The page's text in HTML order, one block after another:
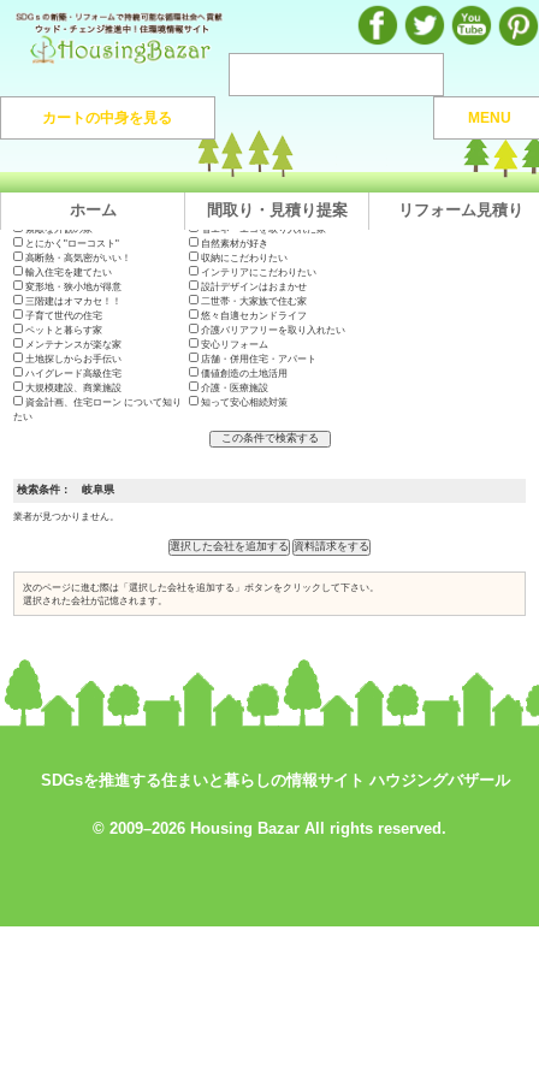
カートの中身を見る MENU
ホーム 間取り・見積り提案 リフォーム見積り
注文住宅のマンガや施工実例、動画を見ながら地域の優良工務店が探せるハウジングバザール
注文住宅HOME> 地域から捜す >岐阜県
出展会社一覧
テーマで絞り込む
木の家に住みたい 地震に強い高耐久の家
長期優良住宅・200年住宅
やっぱり"和"が好き
素敵な外観の家
省エネ・エコを取り入れた家
とにかく"ローコスト"
高断熱・高気密がいい！
設計デザインはおまかせ
子育て世代の住宅
メンテナンスが楽な家
土地探しからお手伝い
店舗・併用住宅・アパート
ハイグレード高級住宅
価値創造の土地活用
大規模建設、商業施設
介護・医療施設
資金計画、住宅ローン について知り
知って安心相続対策
業者が見つかりません。
選択された会社が記憶されます。
SDGsを推進する住まいと暮らしの情報サイト ハウジングバザール
© 2009–2026 Housing Bazar All rights reserved.